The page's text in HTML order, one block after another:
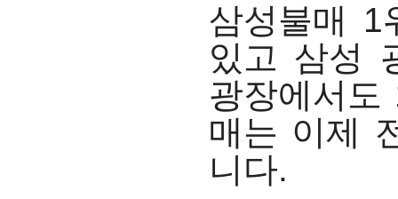
삼성불매 1
있고 삼성
광장에서
매는 이제
니다.